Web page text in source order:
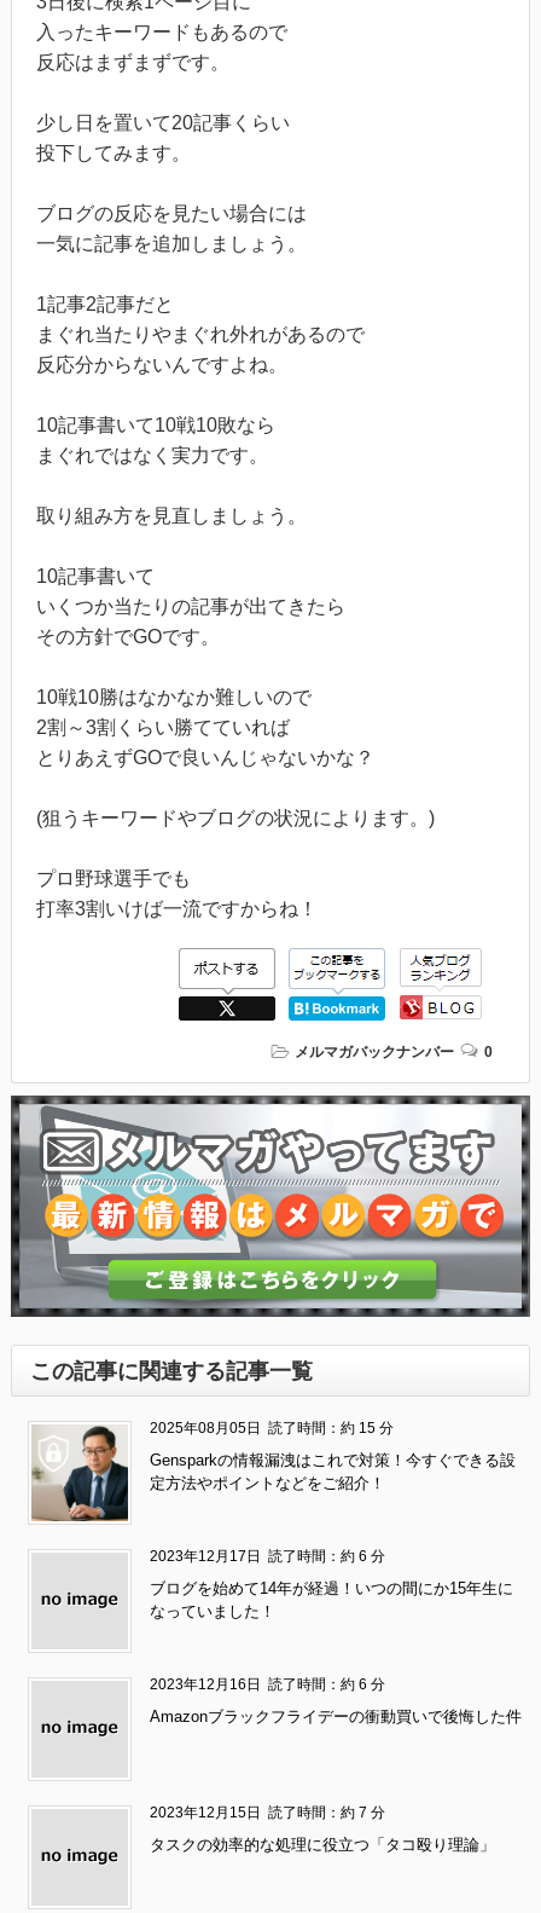
入ったキーワードもあるので
反応はまずまずです。
少し日を置いて20記事くらい
投下してみます。
ブログの反応を見たい場合には
一気に記事を追加しましょう。
1記事2記事だと
まぐれ当たりやまぐれ外れがあるので
反応分からないんですよね。
10記事書いて10戦10敗なら
まぐれではなく実力です。
取り組み方を見直しましょう。
10記事書いて
いくつか当たりの記事が出てきたら
その方針でGOです。
10戦10勝はなかなか難しいので
2割～3割くらい勝てていれば
とりあえずGOで良いんじゃないかな？
(狙うキーワードやブログの状況によります。)
プロ野球選手でも
打率3割いけば一流ですからね！
メルマガバックナンバー 0
この記事に関連する記事一覧
2025年08月05日読了時間：約 15 分
Gensparkの情報漏洩はこれで対策！今すぐできる設
定方法やポイントなどをご紹介！
2023年12月17日読了時間：約 6 分
ブログを始めて14年が経過！いつの間にか15年生に
なっていました！
2023年12月16日読了時間：約 6 分
Amazonブラックフライデーの衝動買いで後悔した件
2023年12月15日読了時間：約 7 分
タスクの効率的な処理に役立つ「タコ殴り理論」